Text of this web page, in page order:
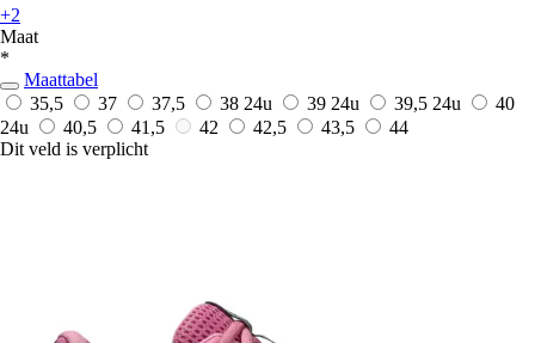
+2
Maat
*
Maattabel
35,5
37 37,5 38 24u 39 24u 39,5 24u
40
24u
40,5 41,5 42 42,5 43,5
44
Dit veld is verplicht